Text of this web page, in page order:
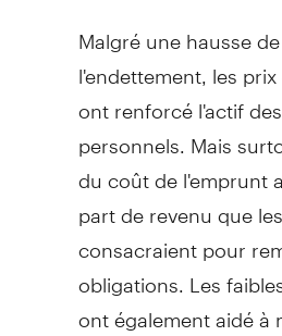
Malgré une hausse de
l'endettement, les
ont renforcé l'actif
personnels. Mais
du coût de l'emprunt
part de revenu que
consacraient pour
obligations. Les
ont également aidé à